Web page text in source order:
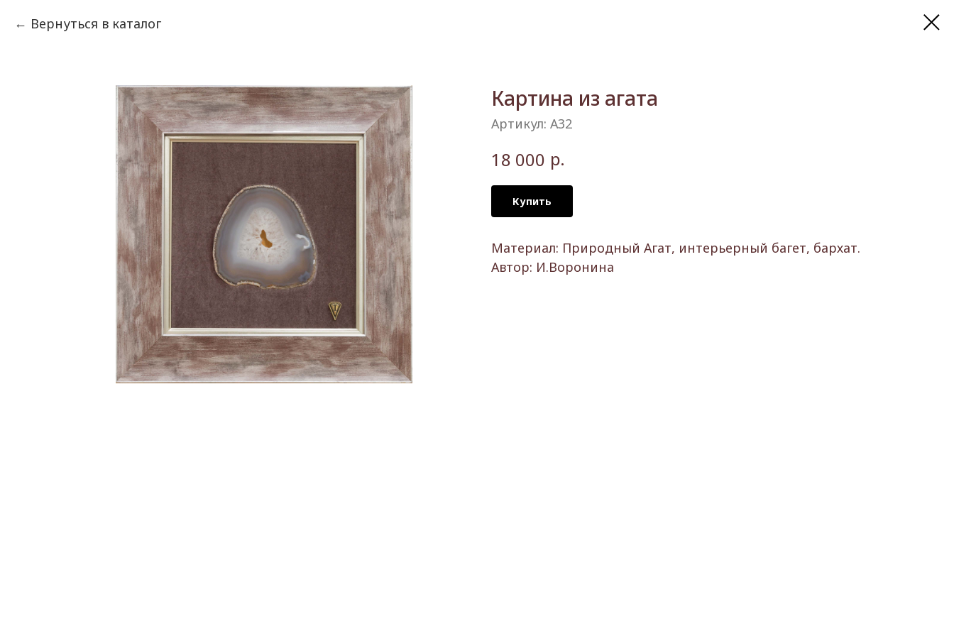
Вернуться в каталог
Картина из агата
Артикул: А32
18 000 р.
Купить
Материал: Природный Агат, интерьерный багет, бархат.
Автор: И.Воронина